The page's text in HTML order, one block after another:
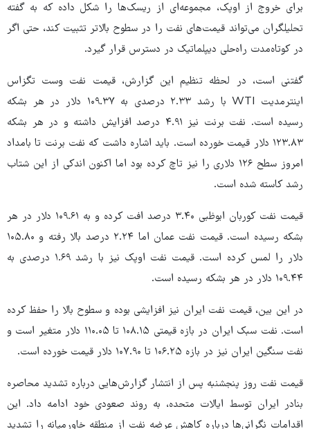
برای خروج از اوپک، مجموعه‌ای از ریسک‌ها را شکل داده که به گفته
تحلیلگران می‌تواند قیمت‌های نفت را در سطوح بالاتر تثبیت کند، حتی اگر
در کوتاه‌مدت راه‌حلی دیپلماتیک در دسترس قرار گیرد.
گفتنی است، در لحظه تنظیم این گزارش، قیمت نفت وست تگزاس
اینترمدیت WTI با رشد ۲.۳۳ درصدی به ۱۰۹.۳۷ دلار در هر بشکه
رسیده است. نفت برنت نیز ۴.۹۱ درصد افزایش داشته و در هر بشکه
۱۲۳.۸۳ دلار قیمت خورده است. باید اشاره داشت که نفت برنت تا بامداد
امروز سطح ۱۲۶ دلاری را نیز تاچ کرده بود اما اکنون اندکی از این شتاب
رشد کاسته شده است.
قیمت نفت کوربان ابوظبی ۳.۴۰ درصد افت کرده و به ۱۰۹.۶۱ دلار در هر
بشکه رسیده است. قیمت نفت عمان اما ۲.۲۴ درصد بالا رفته و ۱۰۵.۸۰
دلار را لمس کرده است. قیمت نفت اوپک نیز با رشد ۱.۶۹ درصدی به
۱۰۹.۴۴ دلار در هر بشکه رسیده است.
در این بین، قیمت نفت ایران نیز افزایشی بوده و سطوح بالا را حفظ کرده
است. نفت سبک ایران در بازه قیمتی ۱۰۸.۱۵ تا ۱۱۰.۰۵ دلار متغیر است و
نفت سنگین ایران نیز در بازه ۱۰۶.۲۵ تا ۱۰۷.۹۰ دلار قیمت خورده است.
قیمت نفت روز پنجشنبه پس از انتشار گزارش‌هایی درباره تشدید محاصره
بنادر ایران توسط ایالات متحده، به روند صعودی خود ادامه داد. این
اقدامات نگرانی‌ها درباره کاهش عرضه نفت از منطقه خاورمیانه را تشدید